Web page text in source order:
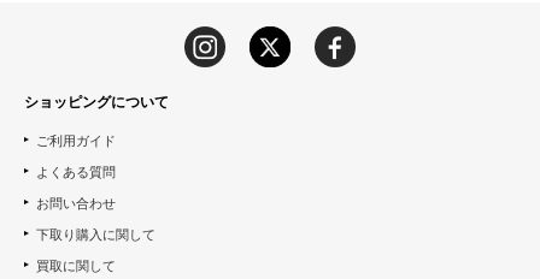
ショッピングについて
ご利用ガイド
よくある質問
お問い合わせ
下取り購入に関して
買取に関して